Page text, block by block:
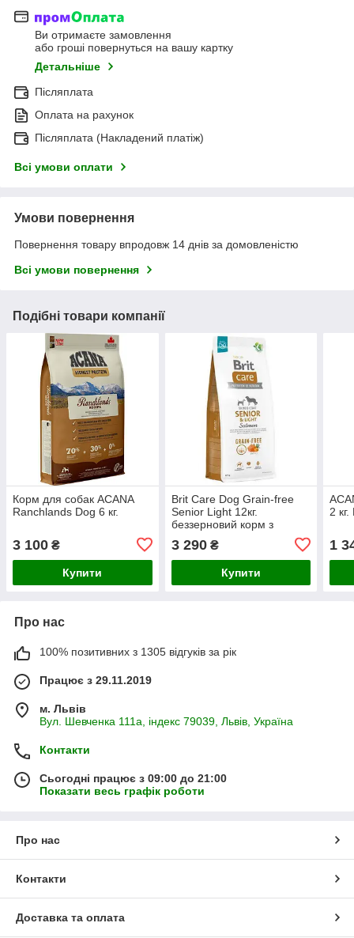
Ви отримаєте замовлення
або гроші повернуться на вашу картку
Детальніше
Післяплата
Оплата на рахунок
Післяплата (Накладений платіж)
Всі умови оплати
Умови повернення
Повернення товару впродовж 14 днів за домовленістю
Всі умови повернення
Подібні товари компанії
Корм для собак ACANA
Ranchlands Dog 6 кг.
3 100 ₴
Купити
Brit Care Dog Grain-free
Senior Light 12кг.
беззерновий корм з
3 290₴
Купити
2
1
Про нас
100% позитивних з 1305 відгуків за рік
Працює з 29.11.2019
м. Львів
Вул. Шевченка 111а, індекс 79039, Львів, Україна
Контакти
Сьогодні працює з 09:00 до 21:00
Показати весь графік роботи
Про нас
Контакти
Доставка та оплата